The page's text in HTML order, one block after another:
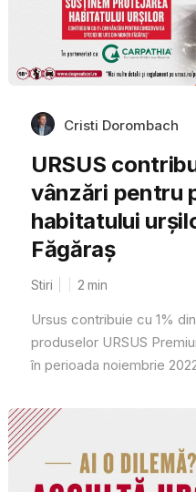
Cristi Dorombach
URSUS
vânzări pentru
habitatului
Făgăraș
Stiri 2 min
Ursus contribuie cu 1%
produselor URSUS
în perioada noiembrie